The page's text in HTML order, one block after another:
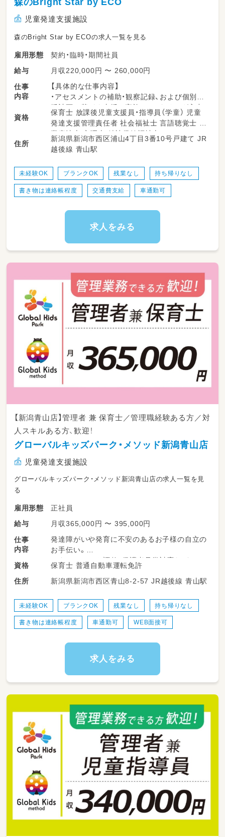
森のBright Star by ECO
児童発達支援施設
森のBright Star by ECOの求人一覧を見る
雇用形態
契約・臨時・期間社員
給与
月収220,000円 〜 260,000円
仕事
内容
【具体的な仕事内容】
・アセスメントの補助・観察記録、および個別支
援計画に基づく支援の実施・モニタリング入力
・保護者との連絡帳対応や相談対応の同席、面談
時の情報共有
・スタッフ間での支援方針の共有、プログラム運
営への参画（SST・学習・運動・制作 等）
成功体験を積み重ねます）
・記録や事務処理業務、学校や関係機関との連携
の補助 など
※対象：小学生～高校3年生まで
資格
保育士 放課後児童支援員・指導員（学童） 児童
発達支援管理責任者 社会福祉士 言語聴覚士 作
業療法士 心理士 精神保健福祉士
住所
新潟県新潟市西区浦山4丁目3番10号戸建て JR
越後線 青山駅
未経験OK ブランクOK 残業なし 持ち帰りなし
書き物は連絡帳程度 交通費支給 車通勤可
求人をみる
【新潟青山店】管理者 兼 保育士／管理職経験ある方／対
人スキルある方、歓迎！
グローバルキッズパーク・メソッド新潟青山店
児童発達支援施設
グローバルキッズパーク・メソッド新潟青山店の求人一覧を見
る
雇用形態
正社員
給与
月収365,000円 〜 395,000円
仕事
内容
発達障がいや発育に不安のあるお子様の自立の
お手伝い。
スタッフシフト調整、保護者見学対応など。
★店舗マネジメントをお任せします
★店長・役職経験のある方、歓迎！
のある方
★残業・持ち帰り業務なし
★ワークライフバランス重視
子供達のお楽しみレクリエーションは
スタッフのアイディアで対応してます。
経験がなくても大丈夫！
日常生活を楽しく過ごせるように
簡単なサポートをしたり、
体操、ダンス、ゲーム等で自立を支援！
毎日のスモールステップを見逃さず
「できたね！」と声をかけて
子ども達の「一歩前進」を
一緒になって喜んでもらえると嬉しいです♪
資格
保育士 普通自動車運転免許
住所
新潟県新潟市西区青山8-2-57 JR越後線 青山駅
未経験OK ブランクOK 残業なし 持ち帰りなし
書き物は連絡帳程度 車通勤可 WEB面接可
求人をみる